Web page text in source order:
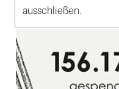
ausschließen.